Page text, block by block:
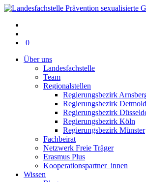
0Warenkorb
0
Artikel(n)
Über uns
Landesfachstelle
Team
Regionalstellen
Regierungsbezirk
Regierungsbezirk Detmold
Regierungsbezirk
Regierungsbezirk Köln
Regierungsbezirk Münster
Fachbeirat
Netzwerk Freie Träger
Erasmus Plus
Kooperationspartner_innen
Wissen